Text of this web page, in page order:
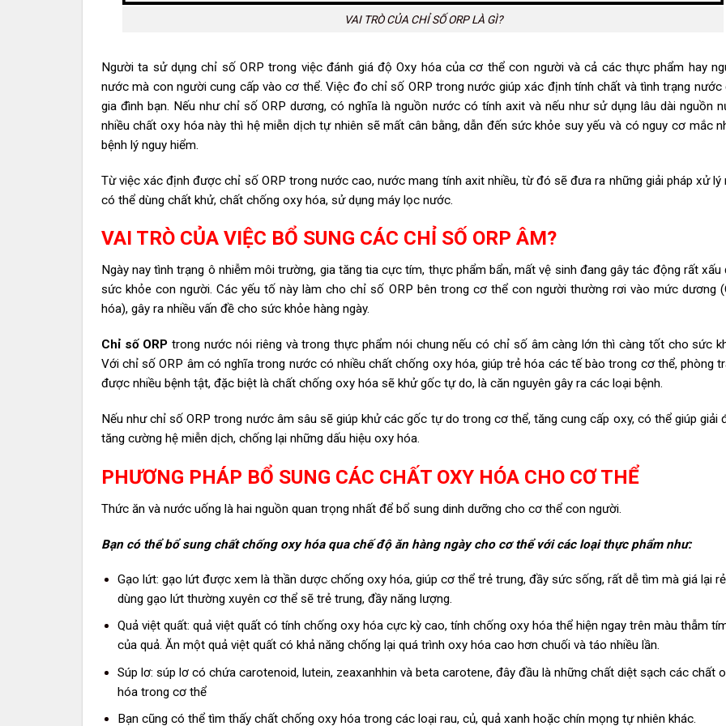
VAI TRÒ CỦA CHỈ SỐ ORP LÀ GÌ?
Người ta sử dụng chỉ số ORP trong việc đánh giá độ Oxy hóa của cơ thể con người và cả các thực phẩm hay
nước mà con người cung cấp vào cơ thể. Việc đo chỉ số ORP trong nước giúp xác định tính chất và tình trạng nước
gia đình bạn. Nếu như chỉ số ORP dương, có nghĩa là nguồn nước có tính axit và nếu như sử dụng lâu dài nguồn
nhiều chất oxy hóa này thì hệ miễn dịch tự nhiên sẽ mất cân bằng, dẫn đến sức khỏe suy yếu và có nguy cơ mắc
bệnh lý nguy hiểm.
Từ việc xác định được chỉ số ORP trong nước cao, nước mang tính axit nhiều, từ đó sẽ đưa ra những giải pháp xử lý
có thể dùng chất khử, chất chống oxy hóa, sử dụng máy lọc nước.
VAI TRÒ CỦA VIỆC BỔ SUNG CÁC CHỈ SỐ ORP ÂM?
Ngày nay tình trạng ô nhiễm môi trường, gia tăng tia cực tím, thực phẩm bẩn, mất vệ sinh đang gây tác động rất xấu
sức khỏe con người. Các yếu tố này làm cho chỉ số ORP bên trong cơ thể con người thường rơi vào mức dương
hóa), gây ra nhiều vấn đề cho sức khỏe hàng ngày.
Chỉ số ORP trong nước nói riêng và trong thực phẩm nói chung nếu có chỉ số âm càng lớn thì càng tốt cho sức
Với chỉ số ORP âm có nghĩa trong nước có nhiều chất chống oxy hóa, giúp trẻ hóa các tế bào trong cơ thể, phòng
được nhiều bệnh tật, đặc biệt là chất chống oxy hóa sẽ khử gốc tự do, là căn nguyên gây ra các loại bệnh.
Nếu như chỉ số ORP trong nước âm sâu sẽ giúp khử các gốc tự do trong cơ thể, tăng cung cấp oxy, có thể giúp giải
tăng cường hệ miễn dịch, chống lại những dấu hiệu oxy hóa.
PHƯƠNG PHÁP BỔ SUNG CÁC CHẤT OXY HÓA CHO CƠ THỂ
Thức ăn và nước uống là hai nguồn quan trọng nhất để bổ sung dinh dưỡng cho cơ thể con người.
Bạn có thể bổ sung chất chống oxy hóa qua chế độ ăn hàng ngày cho cơ thể với các loại thực phẩm như:
Gạo lứt: gạo lứt được xem là thần dược chống oxy hóa, giúp cơ thể trẻ trung, đầy sức sống, rất dễ tìm mà giá lại
dùng gạo lứt thường xuyên cơ thể sẽ trẻ trung, đầy năng lượng.
Quả việt quất: quả việt quất có tính chống oxy hóa cực kỳ cao, tính chống oxy hóa thể hiện ngay trên màu thẫm
của quả. Ăn một quả việt quất có khả năng chống lại quá trình oxy hóa cao hơn chuối và táo nhiều lần.
Súp lơ: súp lơ có chứa carotenoid, lutein, zeaxanhhin và beta carotene, đây đầu là những chất diệt sạch các chất
hóa trong cơ thể
Bạn cũng có thể tìm thấy chất chống oxy hóa trong các loại rau, củ, quả xanh hoặc chín mọng tự nhiên khác.